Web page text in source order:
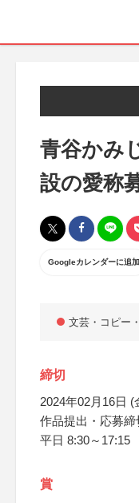
青谷かみ
設の愛称
Googleカレンダーに追加
文芸・コピー
締切
2024年02月16日 (
作品提出・応募
平日 8:30～17:15
賞